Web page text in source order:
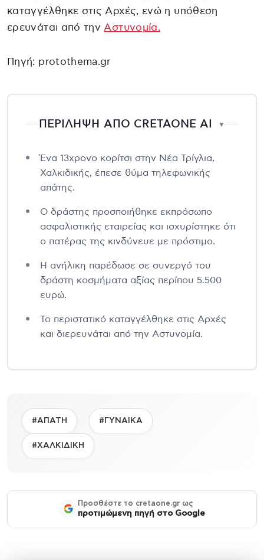
καταγγέλθηκε στις Αρχές, ενώ η υπόθεση
ερευνάται από την Αστυνομία.
Πηγή: protothema.gr
ΠΕΡΙΛΗΨΗ ΑΠΟ CRETAONE AI ▼
Ένα 13χρονο κορίτσι στην Νέα Τρίγλια,
Χαλκιδικής, έπεσε θύμα τηλεφωνικής
απάτης.
Ο δράστης προσποιήθηκε εκπρόσωπο
ασφαλιστικής εταιρείας και ισχυρίστηκε ότι
ο πατέρας της κινδύνευε με πρόστιμο.
Η ανήλικη παρέδωσε σε συνεργό του
δράστη κοσμήματα αξίας περίπου 5.500
ευρώ.
Το περιστατικό καταγγέλθηκε στις Αρχές
και διερευνάται από την Αστυνομία.
#ΑΠΑΤΗ #ΓΥΝΑΙΚΑ
#ΧΑΛΚΙΔΙΚΗ
Προσθέστε το cretaone.gr ως
προτιμώμενη πηγή στο Google